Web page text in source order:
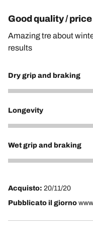
Good quality / price
Amazing tre about
results
Dry grip and braking
4
Longevity
4
Wet grip and braking
4
Acquisto: 20/11/20
Pubblicato il giorno